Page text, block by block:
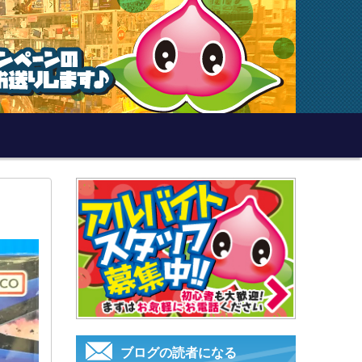
ブログの読者になる